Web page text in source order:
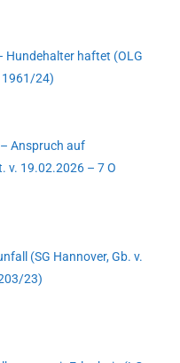
Hundehalter haftet (OLG
1961/24)
Anspruch auf
v. 19.02.2026 – 7 O
(SG Hannover, Gb. v.
23)